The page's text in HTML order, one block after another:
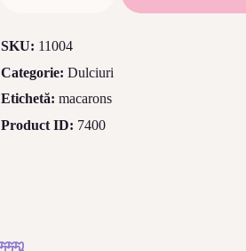
"Macarons"
(300g)
SKU: 11004
Categorie: Dulciuri
Etichetă: macarons
Product ID: 7400